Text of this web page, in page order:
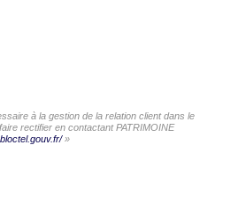
à la gestion de la relation client dans le
rectifier en contactant PATRIMOINE
»